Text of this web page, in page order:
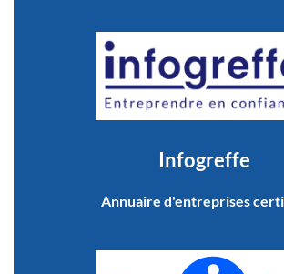
Infogreffe
Annuaire d'entreprises